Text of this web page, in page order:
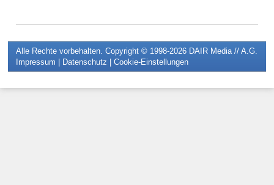
Alle Rechte vorbehalten. Copyright © 1998-2026 DAIR Media // A.G.
Impressum | Datenschutz | Cookie-Einstellungen